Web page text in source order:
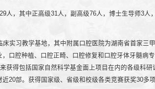
人，其中正高级31人，副高级76人，博士生导师3
实习教学基地，其中附属口腔医院为湖南省首家
口腔种植、口腔正畸、口腔修复和口腔牙体牙髓病
获得包括国家自然科学基金面上项目在内的各级科
20部。获得国家级、省级和校级各类竞赛获奖30多